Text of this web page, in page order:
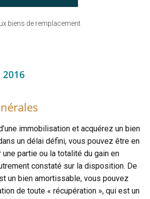
biens de remplacement
immobilisation et acquérez un bien
un délai défini, vous pouvez être en
partie ou la totalité du gain en
constaté sur la disposition. De
un bien amortissable, vous pouvez
de toute « récupération », qui est un